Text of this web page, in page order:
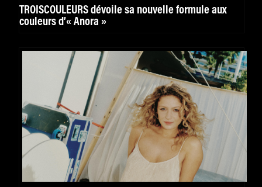
TROISCOULEURS dévoile sa nouvelle formule aux
couleurs d’« Anora »